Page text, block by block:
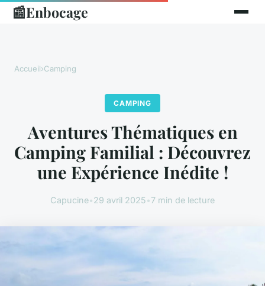
📰Enbocage
Accueil›Camping
CAMPING
Aventures Thématiques en
Camping Familial : Découvrez
une Expérience Inédite !
Capucine•29 avril 2025•7 min de lecture